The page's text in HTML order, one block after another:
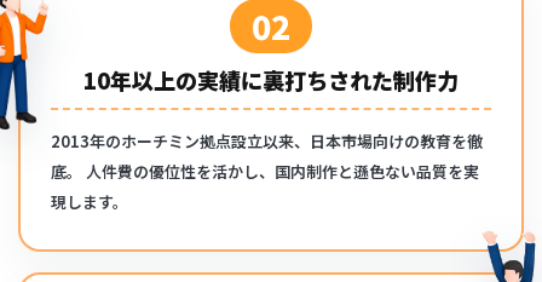
02
10年以上の実績に裏打ちされた制作力
2013年のホーチミン拠点設立以来、日本市場向けの教育を徹
底。 人件費の優位性を活かし、国内制作と遜色ない品質を実
現します。